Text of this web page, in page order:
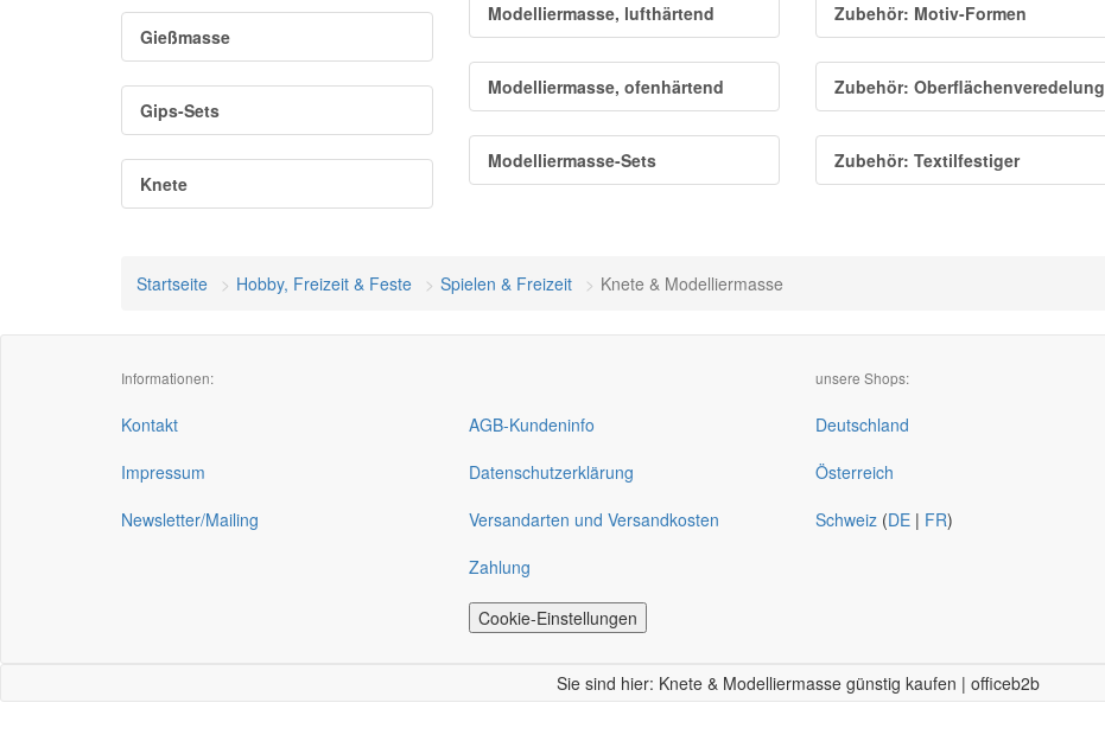
Gießmasse
Gips-Sets
Knete
Modelliermasse, lufthärtend
Modelliermasse, ofenhärtend
Modelliermasse-Sets
Zubehör: Motiv-Formen
Zubehör: Oberflächenveredelung
Zubehör: Textilfestiger
Startseite Hobby, Freizeit & Feste Spielen & Freizeit Knete & Modelliermasse
Informationen:
Kontakt
Impressum
Newsletter/Mailing
AGB-Kundeninfo
Datenschutzerklärung
Versandarten und Versandkosten
Zahlung
Cookie-Einstellungen
unsere Shops:
Deutschland
Österreich
Schweiz (DE | FR)
Sie sind hier: Knete & Modelliermasse günstig kaufen | officeb2b